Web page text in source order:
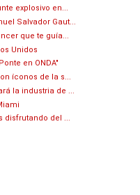
explosivo en...
Salvador Gaut...
que te guía...
Unidos
en ONDA"
íconos de la s...
la industria de ...
disfrutando del ...